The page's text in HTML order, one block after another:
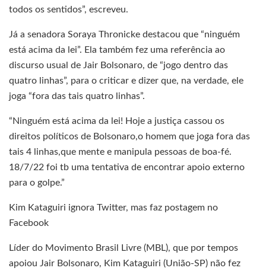
todos os sentidos”, escreveu.
Já a senadora Soraya Thronicke destacou que “ninguém
está acima da lei”. Ela também fez uma referência ao
discurso usual de Jair Bolsonaro, de “jogo dentro das
quatro linhas”, para o criticar e dizer que, na verdade, ele
joga “fora das tais quatro linhas”.
“Ninguém está acima da lei! Hoje a justiça cassou os
direitos políticos de Bolsonaro,o homem que joga fora das
tais 4 linhas,que mente e manipula pessoas de boa-fé.
18/7/22 foi tb uma tentativa de encontrar apoio externo
para o golpe.”
Kim Kataguiri ignora Twitter, mas faz postagem no
Facebook
Líder do Movimento Brasil Livre (MBL), que por tempos
apoiou Jair Bolsonaro, Kim Kataguiri (União-SP) não fez